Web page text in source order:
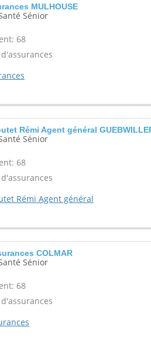
MULHOUSE
Sénior
68
Rémi Agent général
Sénior
68
Rémi Agent général
COLMAR
Sénior
68